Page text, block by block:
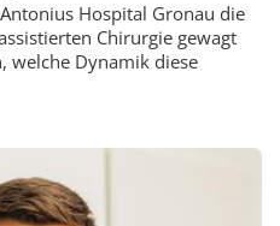
Hospital Gronau die
Chirurgie gewagt
welche Dynamik diese